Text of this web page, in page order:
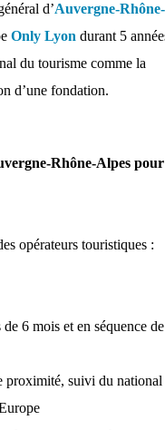
d’Auvergne-Rhône-
Only Lyon durant 5
du tourisme comme la
d’une fondation.
Rhône-Alpes
opérateurs touristiques :
6 mois et en séquence
proximité, suivi du national